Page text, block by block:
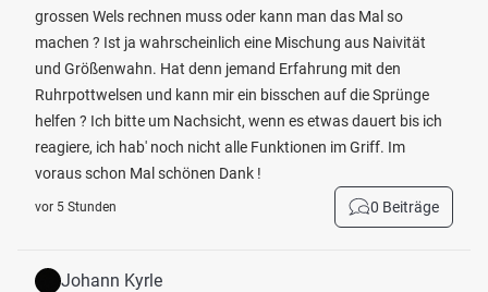
grossen Wels rechnen muss oder kann man das Mal so
machen ? Ist ja wahrscheinlich eine Mischung aus Naivität
und Größenwahn. Hat denn jemand Erfahrung mit den
Ruhrpottwelsen und kann mir ein bisschen auf die Sprünge
helfen ? Ich bitte um Nachsicht, wenn es etwas dauert bis ich
reagiere, ich hab' noch nicht alle Funktionen im Griff. Im
voraus schon Mal schönen Dank !
vor 5 Stunden 0 Beiträge
Johann Kyrle